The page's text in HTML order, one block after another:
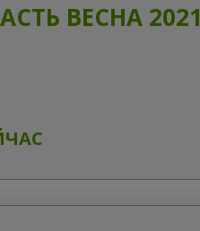
ВЕСНА 2021